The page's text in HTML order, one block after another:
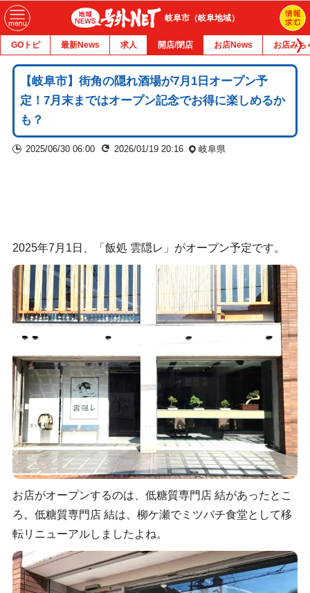
岐阜市（岐阜地域）
GOトピ 最新News 求人 開店/閉店 お店News お店みち
【岐阜市】街角の隠れ酒場が7月1日オープン予
定！7月末まではオープン記念でお得に楽しめるか
も？
2025/06/30 06:00 2026/01/19 20:16 岐阜県
2025年7月1日、「飯処 雲隠レ」がオープン予定です。
お店がオープンするのは、低糖質専門店 結があったとこ
ろ。低糖質専門店 結は、柳ケ瀬でミツバチ食堂として移
転リニューアルしましたよね。